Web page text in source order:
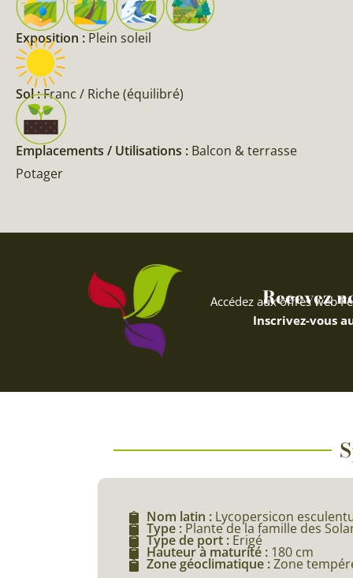
Exposition :Plein soleil
Sol :Franc / Riche (équilibré)
Emplacements / Utilisations : Balcon & terrasse
Potager
Recevez
Accédez aux offres web
Inscrivez-vous
Nom latin : Lycopersicon
Type : Plante de la famille des
Type de port : Erigé
Hauteur à maturité : 180 cm
Zone géoclimatique :Zone